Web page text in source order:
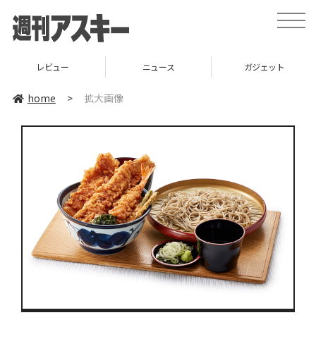
toggle
レビュー ニュース ガジェット
home > 拡大画像